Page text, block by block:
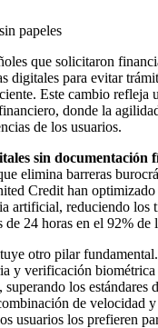
digitales para evitar
Este cambio refleja
donde la
de los usuarios.
sin documentación
elimina barreras
Credit han optimizado
artificial, reduciendo los
de 24 horas en el 92% de
otro pilar
y verificación biométrica
los estándares
de velocidad
usuarios los prefieren